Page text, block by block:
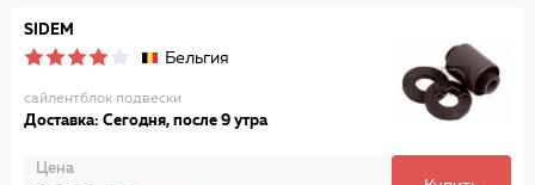
SIDEM
Бельгия
сайлентблок подвески
Доставка: Сегодня, после 9 утра
Цена